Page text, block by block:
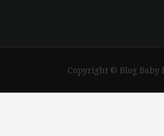
Copyright © Blog Baby